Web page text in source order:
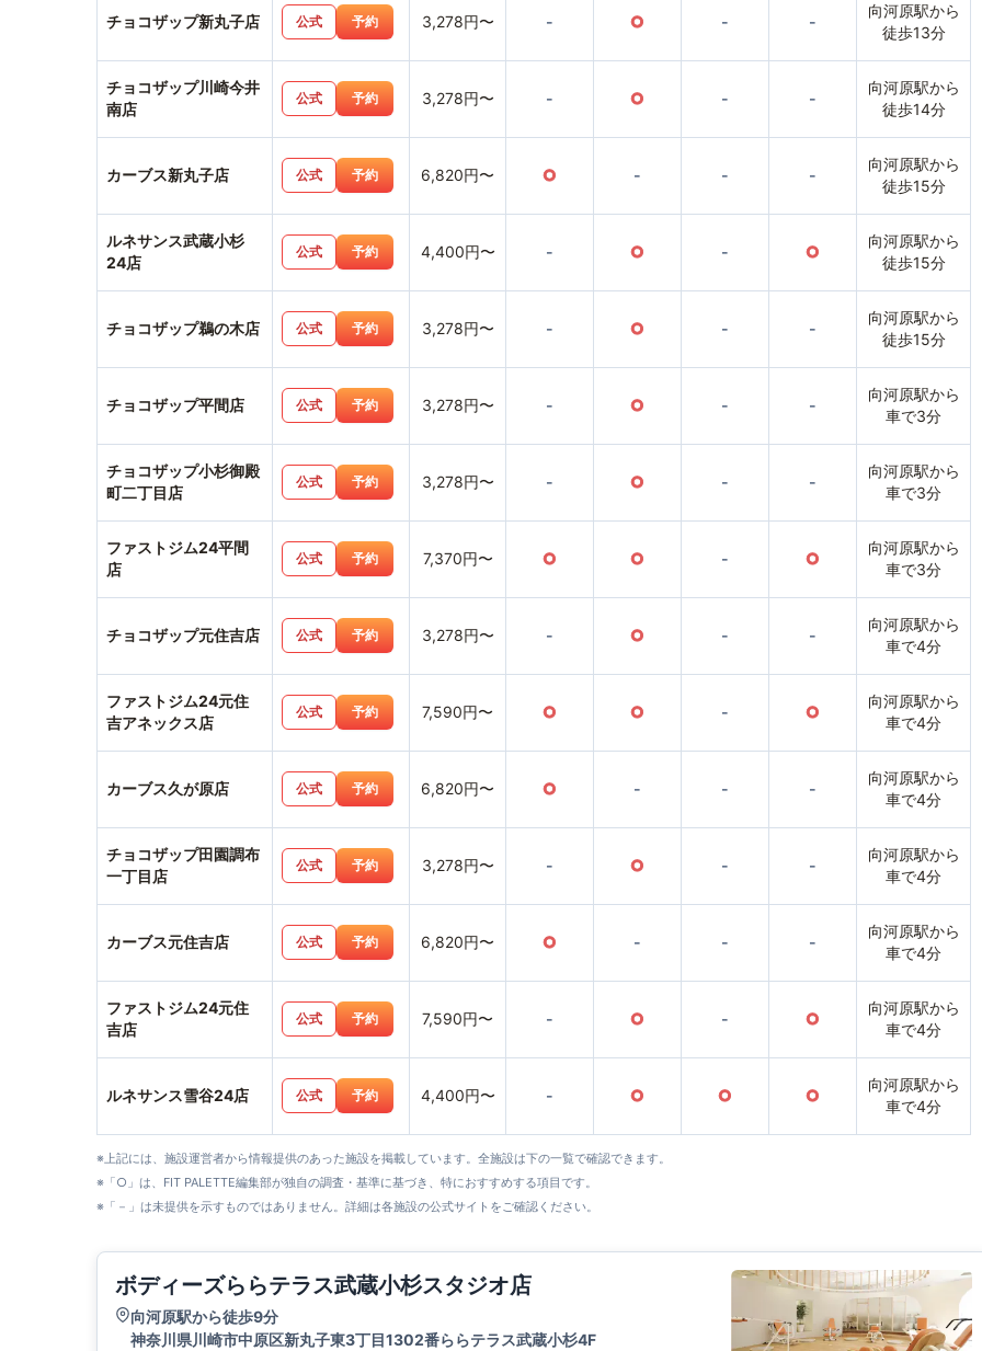
チョコザップ新丸子店 公式 予約 3,278円〜 - ○ - -
向河原駅から
徒歩13分
チョコザップ川崎今井
南店
公式 予約 3,278円〜 - ○ - -
向河原駅から
徒歩14分
カーブス新丸子店 公式 予約 6,820円〜 ○ - - -
向河原駅から
徒歩15分
ルネサンス武蔵小杉
24店
公式 予約 4,400円〜 - ○ - ○
向河原駅から
徒歩15分
チョコザップ鵜の木店 公式 予約 3,278円〜 - ○ - -
向河原駅から
徒歩15分
チョコザップ平間店 公式 予約 3,278円〜 - ○ - -
向河原駅から
車で3分
チョコザップ小杉御殿
町二丁目店
公式 予約 3,278円〜 - ○ - -
向河原駅から
車で3分
ファストジム24平間
店
公式 予約 7,370円〜 ○ ○ - ○
向河原駅から
車で3分
チョコザップ元住吉店 公式 予約 3,278円〜 - ○ - -
向河原駅から
車で4分
ファストジム24元住
吉アネックス店
公式 予約 7,590円〜 ○ ○ - ○
向河原駅から
車で4分
カーブス久が原店 公式 予約 6,820円〜 ○ - - -
向河原駅から
車で4分
チョコザップ田園調布
一丁目店
公式 予約 3,278円〜 - ○ - -
向河原駅から
車で4分
カーブス元住吉店 公式 予約 6,820円〜 ○ - - -
向河原駅から
車で4分
ファストジム24元住
吉店
公式 予約 7,590円〜 - ○ - ○
向河原駅から
車で4分
ルネサンス雪谷24店 公式 予約 4,400円〜 - ○ ○ ○
向河原駅から
車で4分
※上記には、施設運営者から情報提供のあった施設を掲載しています。全施設は下の一覧で確認できます。
※「○」は、FIT PALETTE編集部が独自の調査・基準に基づき、特におすすめする項目です。
※「－」は未提供を示すものではありません。詳細は各施設の公式サイトをご確認ください。
ボディーズららテラス武蔵小杉スタジオ店
向河原駅から徒歩9分
神奈川県川崎市中原区新丸子東3丁目1302番ららテラス武蔵小杉4F